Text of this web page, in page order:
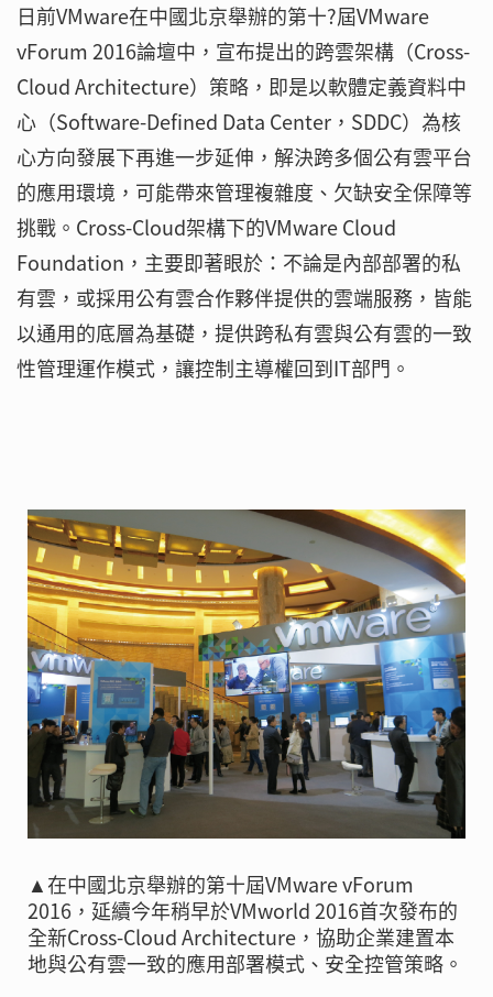
日前VMware在中國北京舉辦的第十?屆VMware
vForum 2016論壇中，宣布提出的跨雲架構（Cross-
Cloud Architecture）策略，即是以軟體定義資料中
心（Software-Defined Data Center，SDDC）為核
心方向發展下再進一步延伸，解決跨多個公有雲平台
的應用環境，可能帶來管理複雜度、欠缺安全保障等
挑戰。Cross-Cloud架構下的VMware Cloud
Foundation，主要即著眼於：不論是內部部署的私
有雲，或採用公有雲合作夥伴提供的雲端服務，皆能
以通用的底層為基礎，提供跨私有雲與公有雲的一致
性管理運作模式，讓控制主導權回到IT部門。
▲在中國北京舉辦的第十屆VMware vForum
2016，延續今年稍早於VMworld 2016首次發布的
全新Cross-Cloud Architecture，協助企業建置本
地與公有雲一致的應用部署模式、安全控管策略。